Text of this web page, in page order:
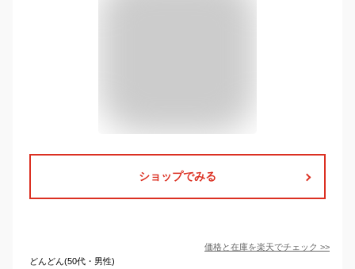
ショップでみる
価格と在庫を楽天でチェック >>
どんどん(50代・男性)